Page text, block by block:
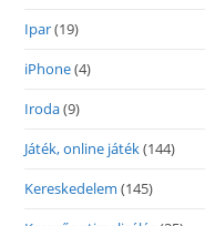
Ipar(19)
iPhone(4)
Iroda(9)
Játék, online játék(144)
Kereskedelem (145)